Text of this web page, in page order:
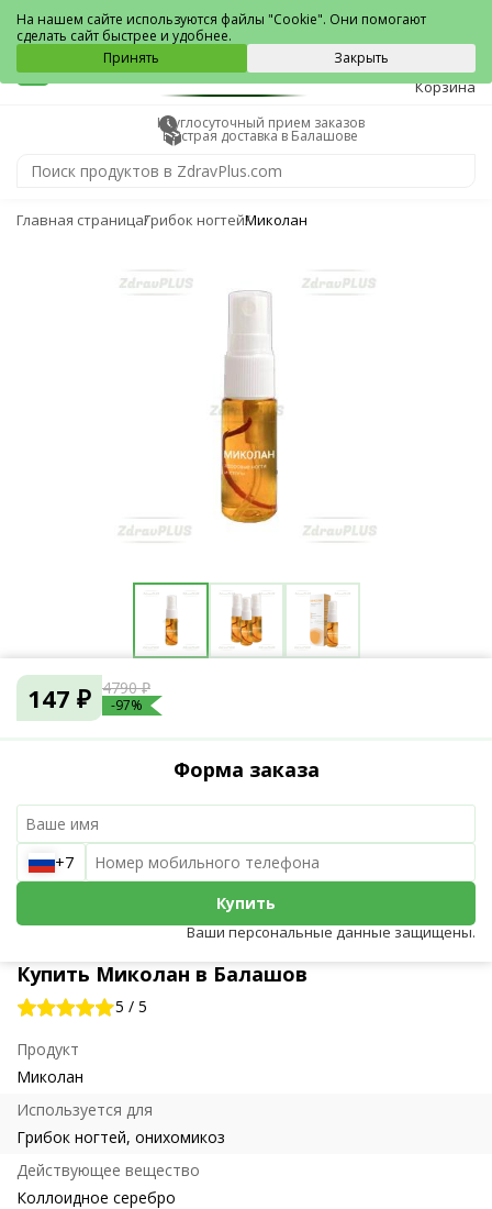
Балашов
0
Корзина
Круглосуточный прием заказов
Быстрая доставка в Балашове
Главная страницаГрибок ногтейМиколан
Купить Миколан в Балашов
5 / 5
Продукт
Миколан
Используется для
Грибок ногтей, онихомикоз
Действующее вещество
Коллоидное серебро
147 ₽ 4790 ₽
-97%
Форма заказа
+7
Купить
Ваши персональные данные защищены.
На нашем сайте используются файлы "Cookie". Они помогают
сделать сайт быстрее и удобнее.
Принять
Закрыть